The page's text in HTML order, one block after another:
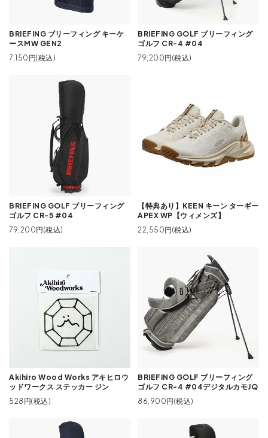
BRIEFING ブリーフィング キーケ
ースMW GEN2
7,150円(税込)
BRIEFING GOLF ブリーフィング
ゴルフ CR-4 #04
79,200円(税込)
BRIEFING GOLF ブリーフィング
ゴルフ CR-5 #04
79,200円(税込)
【特典あり】KEEN キーン ターギー
APEX WP【ウィメンズ】
22,550円(税込)
Akihiro Wood Works アキヒロウ
ッドワークス ステッカー ジン
528円(税込)
BRIEFING GOLF ブリーフィング
ゴルフ CR-4 #04デジタルカモJQ
86,900円(税込)